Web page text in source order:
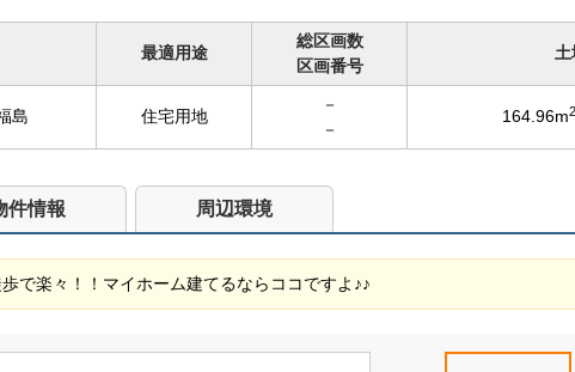
最適用途
総区画数
区画番号
島 住宅用地
－
－
164.96m2
件情報 周辺環境
で楽々！！マイホーム建てるならココですよ♪♪